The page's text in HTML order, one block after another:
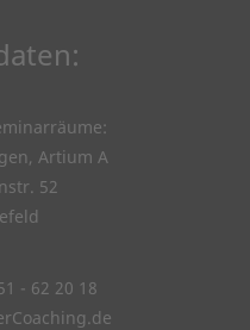
Artium A
52
- 62 20 18